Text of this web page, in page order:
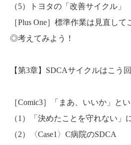
（5）トヨタの「改善サイクル」
［Plus One］標準作業は見直し
◎考えてみよう！
【第3章】SDCAサイクルはこう
［Comic3］「まあ、いいか」
（1）「決めたことを守れない」
（2）〈Case1〉C病院のSDCA